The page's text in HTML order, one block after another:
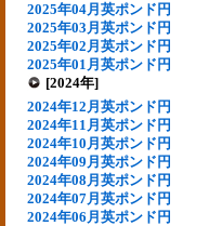
2025年04月英ポンド円
2025年03月英ポンド円
2025年02月英ポンド円
2025年01月英ポンド円
[2024年]
2024年12月英ポンド円
2024年11月英ポンド円
2024年10月英ポンド円
2024年09月英ポンド円
2024年08月英ポンド円
2024年07月英ポンド円
2024年06月英ポンド円